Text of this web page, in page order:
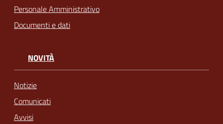
Personale Amministrativo
Documenti e dati
NOVITÀ
Notizie
Comunicati
Avvisi